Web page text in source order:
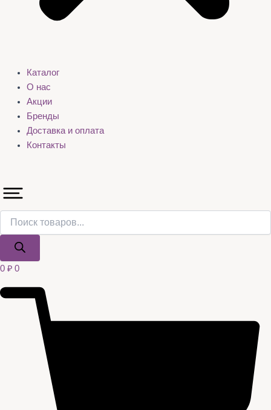
Каталог
О нас
Акции
Бренды
Доставка и оплата
Контакты
0 ₽ 0